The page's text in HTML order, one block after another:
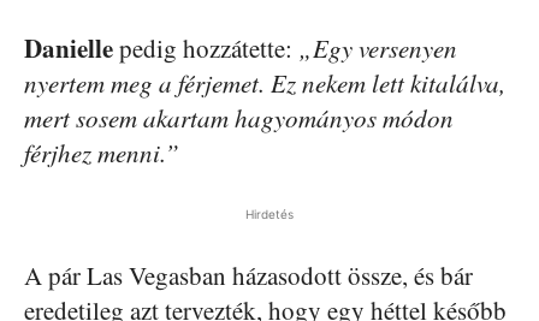
Daniellepedig hozzátette: „Egy versenyen
nyertem meg a férjemet. Ez nekem lett kitalálva,
mert sosem akartam hagyományos módon
férjhez menni.”
Hirdetés
A pár Las Vegasban házasodott össze, és bár
eredetileg azt tervezték, hogy egy héttel később